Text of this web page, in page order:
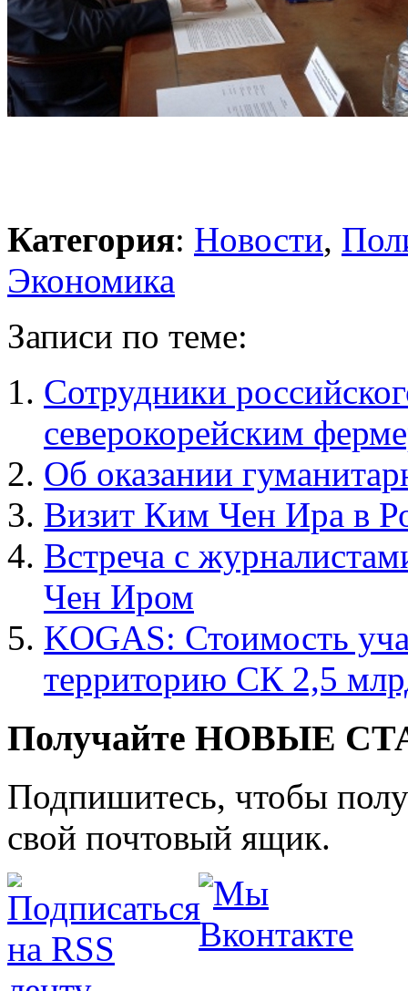
Категория: Новости,
Экономика
Записи по теме:
Сотрудники
северокорейским
Об оказании
Визит Ким Чен Ира в
Встреча с
Чен Иром
KOGAS: Стоимость
территорию СК 2,5
Получайте НОВЫЕ
Подпишитесь, чтобы
свой почтовый ящик.